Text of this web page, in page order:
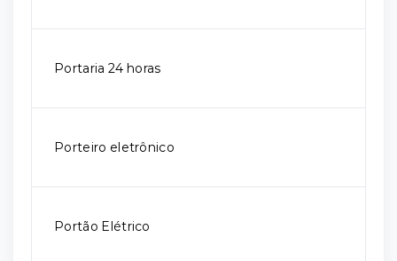
Portaria 24 horas
Porteiro eletrônico
Portão Elétrico